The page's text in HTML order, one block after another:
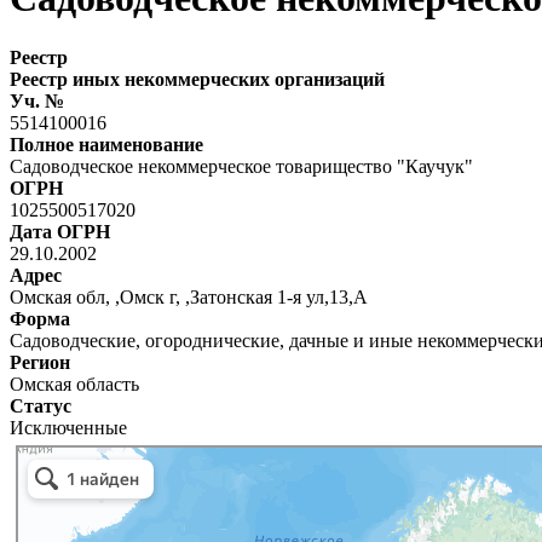
Реестр
Реестр иных некоммерческих организаций
Уч. №
5514100016
Полное наименование
Садоводческое некоммерческое товарищество "Каучук"
ОГРН
1025500517020
Дата ОГРН
29.10.2002
Адрес
Омская обл, ,Омск г, ,Затонская 1-я ул,13,А
Форма
Садоводческие, огороднические, дачные и иные
Регион
Омская область
Статус
Исключенные